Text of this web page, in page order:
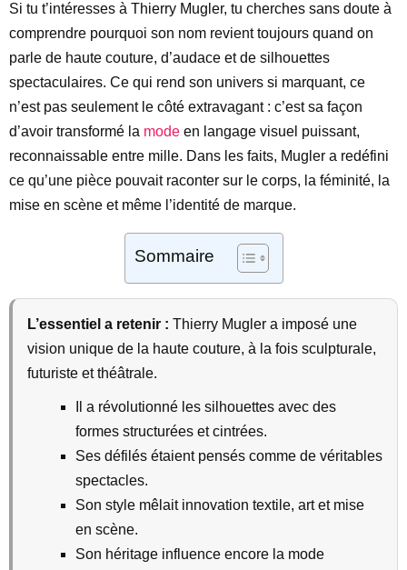
Si tu t’intéresses à Thierry Mugler, tu cherches sans doute à
comprendre pourquoi son nom revient toujours quand on
parle de haute couture, d’audace et de silhouettes
spectaculaires. Ce qui rend son univers si marquant, ce
n’est pas seulement le côté extravagant : c’est sa façon
d’avoir transformé la mode en langage visuel puissant,
reconnaissable entre mille. Dans les faits, Mugler a redéfini
ce qu’une pièce pouvait raconter sur le corps, la féminité, la
mise en scène et même l’identité de marque.
Sommaire
L’essentiel a retenir : Thierry Mugler a imposé une
vision unique de la haute couture, à la fois sculpturale,
futuriste et théâtrale.
Il a révolutionné les silhouettes avec des
formes structurées et cintrées.
Ses défilés étaient pensés comme de véritables
spectacles.
Son style mêlait innovation textile, art et mise
en scène.
Son héritage influence encore la mode